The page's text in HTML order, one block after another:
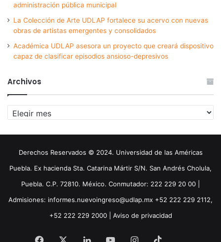
administración pública municipal
La Colección de Arte UDLAP fortalece su acervo con nuevas
obras de artistas emergentes y consolidados
Académica UDLAP asesora un proyecto que creará dispositivo
capaz de clasificar episodios ansioso-depresivos
Archivos
Archivos
Derechos Reservados © 2024. Universidad de las Américas
Puebla. Ex hacienda Sta. Catarina Mártir S/N. San Andrés Cholula,
Puebla. C.P. 72810. México. Conmutador: 222 229 20 00 |
Admisiones: informes.nuevoingreso@udlap.mx +52 222 229 2112,
+52 222 229 2000 | Aviso de privacidad
Facebook LinkedInYouTubeInstagram